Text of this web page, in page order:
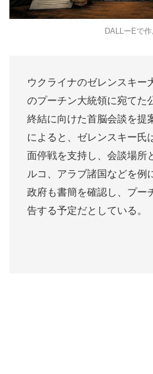
DALLーEで
ウクライナのゼレンスキー
のプーチン大統領に宛てた
終結に向けた首脳会談を提
によると、ゼレンスキー氏
面停戦を支持し、会談場所
ルコ、アラブ諸国などを例
政府も書簡を確認し、プー
告する予定だとしている。